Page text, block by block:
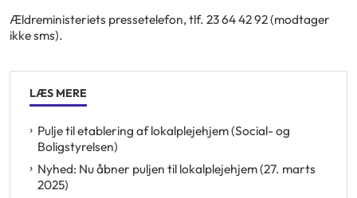
Ældreministeriets pressetelefon, tlf. 23 64 42 92 (modtager
ikke sms).
LÆS MERE
Pulje til etablering af lokalplejehjem (Social- og
Boligstyrelsen)
Nyhed: Nu åbner puljen til lokalplejehjem (27. marts
2025)